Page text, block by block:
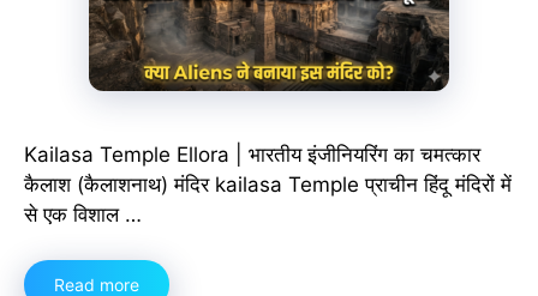
Kailasa Temple Ellora | भारतीय इंजीनियरिंग का चमत्कार
कैलाश (कैलाशनाथ) मंदिर kailasa Temple प्राचीन हिंदू मंदिरों में
से एक विशाल …
Read more